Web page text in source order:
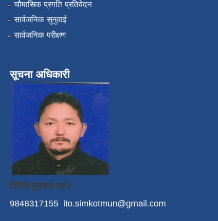
चौमासिक प्रगति प्रतिवेदन
सार्वजनिक सुनुवाई
सार्वजनिक परीक्षण
सूचना अधिकारी
छिरिङ युङडङ लामा
9848317155 ito.simkotmun@gmail.com